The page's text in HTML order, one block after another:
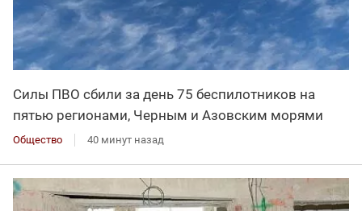
Силы ПВО сбили за день 75 беспилотников на
пятью регионами, Черным и Азовским морями
Общество 40 минут назад